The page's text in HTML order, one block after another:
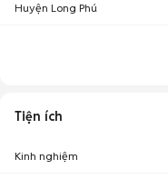
Huyện Long Phú
Tiện ích
Kinh nghiệm